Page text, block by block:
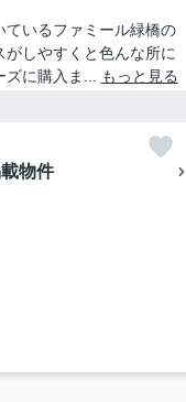
ているファミール緑橋の
がしやすくと色んな所に
に購入ま...
もっと見る
物件